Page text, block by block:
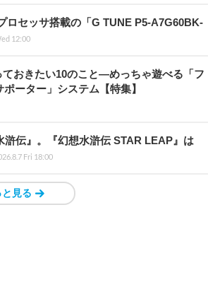
セッサ搭載の「G TUNE P5-A7G60BK-
12:00
おきたい10のこと―めっちゃ遊べる「フ
ーター」システム【特集】
伝』。『幻想水滸伝 STAR LEAP』は
Fri 18:00
見る